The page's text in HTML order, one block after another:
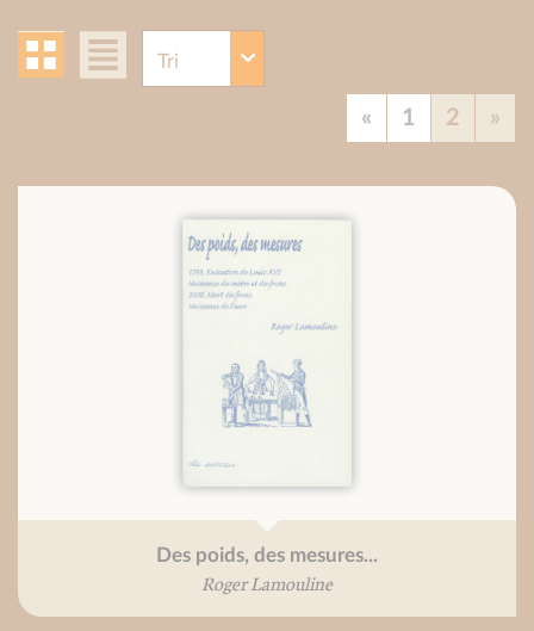
« 1 2 »
Des poids, des mesures...
Roger Lamouline